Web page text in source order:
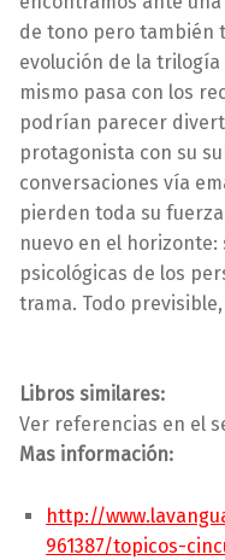
de tono pero también
evolución de la
mismo pasa con los
podrían parecer
protagonista con su
conversaciones vía
pierden toda su
nuevo en el
psicológicas de los
trama. Todo
Libros similares:
Ver referencias en el
Mas información:
http://
961387/topicos-